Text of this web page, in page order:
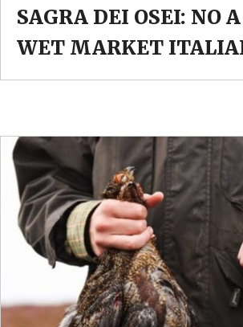
SAGRA DEI OSEI: NO
WET MARKET